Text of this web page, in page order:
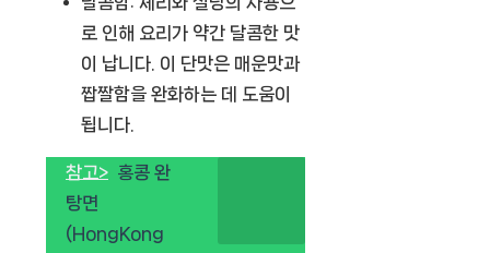
로 인해 요리가 약간 달콤한 맛
이 납니다. 이 단맛은 매운맛과
짭짤함을 완화하는 데 도움이
됩니다.
참고> 홍콩 완
탕면
(HongKong